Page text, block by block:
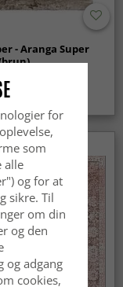
- Aranga Super
for
som
alle
og for at
sikre. Til
om din
og den
og adgang
cookies,